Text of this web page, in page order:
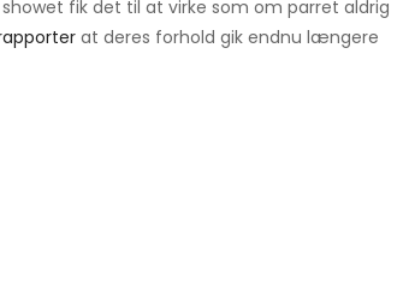
fik det til at virke som om parret aldrig
at deres forhold gik endnu længere